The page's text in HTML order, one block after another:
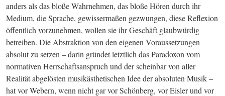
anders als das bloße Wahrnehmen, das bloße Hören durch ihr
Medium, die Sprache, gewissermaßen gezwungen, diese Reflexion
öffentlich vorzunehmen, wollen sie ihr Geschäft glaubwürdig
betreiben. Die Abstraktion von den eigenen Voraussetzungen
absolut zu setzen – darin gründet letztlich das Paradoxon vom
normativen Herrschaftsanspruch und der scheinbar von aller
Realität abgelösten musikästhetischen Idee der absoluten Musik –
hat vor Webern, wenn nicht gar vor Schönberg, vor Eisler und vor